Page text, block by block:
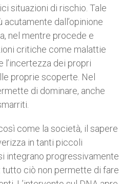
situazioni di rischio. Tale
dall’opinione
nel mentre procede e
critiche come malattie
l’incertezza dei propri
proprie scoperte. Nel
di dominare, anche
come la società, il sapere
in tanti piccoli
integrano progressivamente
ciò non permette di fare